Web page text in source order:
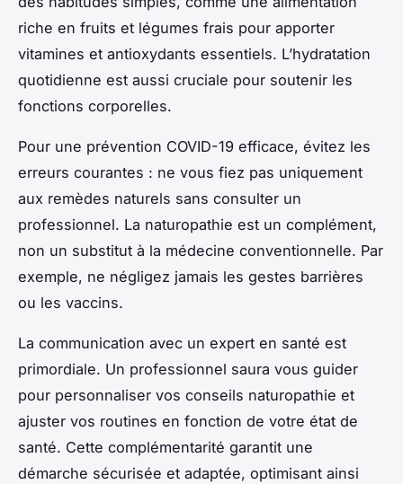
riche en fruits et légumes frais pour apporter
vitamines et antioxydants essentiels. L’hydratation
quotidienne est aussi cruciale pour soutenir les
fonctions corporelles.
Pour une prévention COVID-19 efficace, évitez les
erreurs courantes : ne vous fiez pas uniquement
aux remèdes naturels sans consulter un
professionnel. La naturopathie est un complément,
non un substitut à la médecine conventionnelle. Par
exemple, ne négligez jamais les gestes barrières
ou les vaccins.
La communication avec un expert en santé est
primordiale. Un professionnel saura vous guider
pour personnaliser vos conseils naturopathie et
ajuster vos routines en fonction de votre état de
santé. Cette complémentarité garantit une
démarche sécurisée et adaptée, optimisant ainsi